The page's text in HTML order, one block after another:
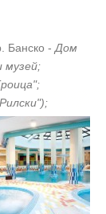
Банско - Дом
музей;